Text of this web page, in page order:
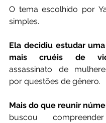
O tema escolhido por
simples.
Ela decidiu estudar
mais cruéis de
assassinato de
por questões de gênero.
Mais do que reunir
buscou